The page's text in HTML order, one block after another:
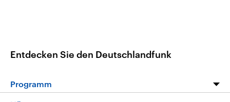
Entdecken Sie den Deutschlandfunk
Programm